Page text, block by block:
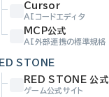
Cursor
AIコードエディタ
MCP公式
AI外部連携の標準規格
STONE
RED STONE 公式
ゲーム公式サイト